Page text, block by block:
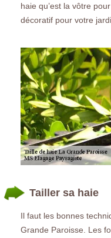
haie qu’est la vôtre
décoratif pour votre
Tailler sa haie
Il faut les bonnes
Grande Paroisse. Les